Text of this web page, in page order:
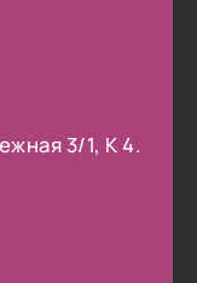
3/1, К 4.